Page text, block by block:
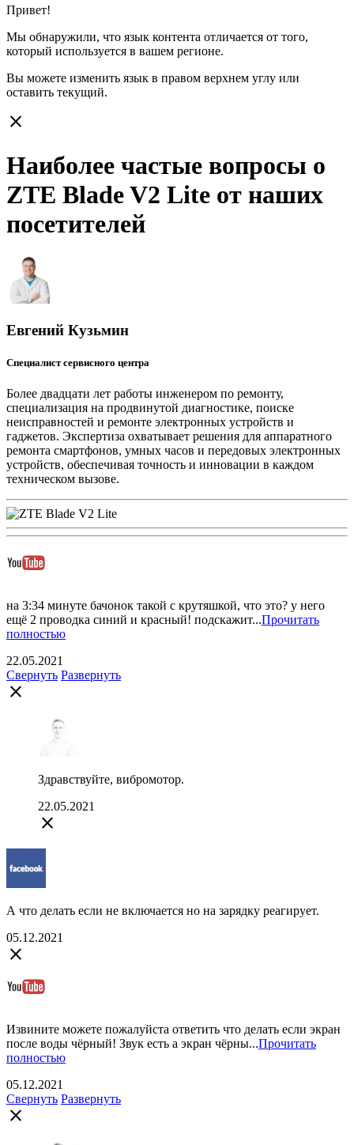
Привет!
Мы обнаружили, что язык контента отличается от того,
который используется в вашем регионе.
Вы можете изменить язык в правом верхнем углу или
оставить текущий.
close
Наиболее частые вопросы о
ZTE Blade V2 Lite от наших
посетителей
Евгений Кузьмин
Специалист сервисного центра
Более двадцати лет работы инженером по ремонту,
специализация на продвинутой диагностике, поиске
неисправностей и ремонте электронных устройств и
гаджетов. Экспертиза охватывает решения для аппаратного
ремонта смартфонов, умных часов и передовых электронных
устройств, обеспечивая точность и инновации в каждом
техническом вызове.
на 3:34 минуте бачонок такой с крутяшкой, что это? у него
ещё 2 проводка синий и красный! подскажит...Прочитать
полностью
22.05.2021
Свернуть Развернуть
close
Здравствуйте, вибромотор.
22.05.2021
close
А что делать если не включается но на зарядку реагирует.
05.12.2021
close
Извините можете пожалуйста ответить что делать если экран
после воды чёрный! Звук есть а экран чёрны...Прочитать
полностью
05.12.2021
Свернуть Развернуть
close